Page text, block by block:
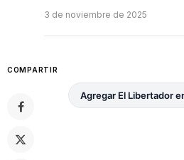
3 de noviembre de 2025
COMPARTIR
Agregar El Libertador